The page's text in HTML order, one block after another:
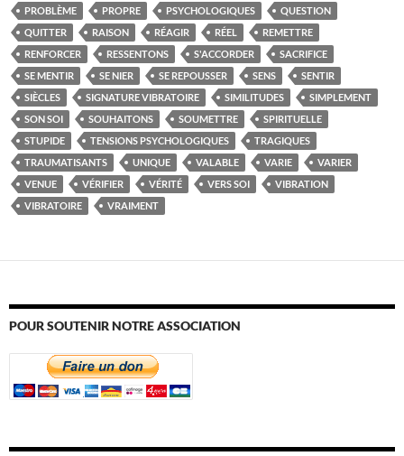
PROBLÈME
PROPRE PSYCHOLOGIQUES
QUESTION
QUITTER
RAISON RÉAGIR RÉEL
REMETTRE
RENFORCER
RESSENTONS S'ACCORDER
SACRIFICE
SE MENTIR
SE NIER SE REPOUSSER SENS
SENTIR
SIÈCLES
SIGNATURE VIBRATOIRE SIMILITUDES
SIMPLEMENT
SON SOI
SOUHAITONS SOUMETTRE
SPIRITUELLE
STUPIDE
TENSIONS PSYCHOLOGIQUES
TRAGIQUES
TRAUMATISANTS
UNIQUE VALABLE VARIE
VARIER
VENUE
VÉRIFIER VÉRITÉ VERS SOI
VIBRATION
VIBRATOIRE
VRAIMENT
POUR SOUTENIR NOTRE ASSOCIATION